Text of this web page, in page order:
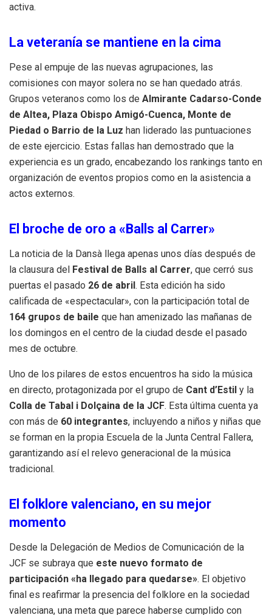
activa.
La veteranía se mantiene en la cima
Pese al empuje de las nuevas agrupaciones, las
comisiones con mayor solera no se han quedado atrás.
Grupos veteranos como los de Almirante Cadarso-Conde
de Altea, Plaza Obispo Amigó-Cuenca, Monte de
Piedad o Barrio de la Luz han liderado las puntuaciones
de este ejercicio. Estas fallas han demostrado que la
experiencia es un grado, encabezando los rankings tanto en
organización de eventos propios como en la asistencia a
actos externos.
El broche de oro a «Balls al Carrer»
La noticia de la Dansà llega apenas unos días después de
la clausura del
Festival de Balls al Carrer, que cerró sus
puertas el pasado 26 de abril . Esta edición ha sido
calificada de «espectacular», con la participación total de
164 grupos de baile que han amenizado las mañanas de
los domingos en el centro de la ciudad desde el pasado
mes de octubre.
Uno de los pilares de estos encuentros ha sido la música
en directo, protagonizada por el grupo de Cant d’Estil y la
Colla de Tabal i Dolçaina de la JCF. Esta última cuenta ya
con más de 60 integrantes, incluyendo a niños y niñas que
se forman en la propia Escuela de la Junta Central Fallera,
garantizando así el relevo generacional de la música
tradicional .
El folklore valenciano, en su mejor
momento
Desde la Delegación de Medios de Comunicación de la
JCF se subraya que este nuevo formato de
participación «ha llegado para quedarse». El objetivo
final es reafirmar la presencia del folklore en la sociedad
valenciana, una meta que parece haberse cumplido con